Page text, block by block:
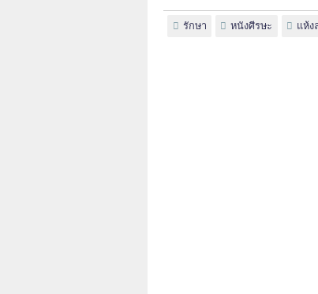
รักษา หนังศีรษะ แห้ง